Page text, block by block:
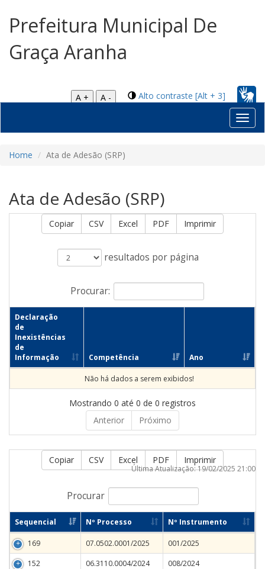
Prefeitura Municipal De
Graça Aranha
Alto contraste [Alt + 3]
A +
A -
Home Ata de Adesão (SRP)
Ata de Adesão (SRP)
Copiar CSV Excel PDF Imprimir
resultados por página
Procurar:
Declaração
de
Inexistências
de
Informação
Competência Ano
Não há dados a serem exibidos!
Mostrando 0 até 0 de 0 registros
Anterior
Próximo
Copiar CSV Excel PDF Imprimir
Procurar
Última Atualização: 19/02/2025 21:00
Sequencial Nº Processo Nº Instrumento
169 07.0502.0001/2025
001/2025
152
06.3110.0004/2024
008/2024